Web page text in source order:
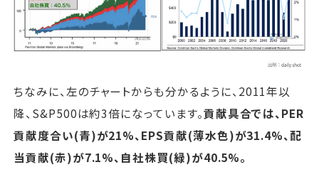
ちなみに、左のチャートからも分かるように、2011年以
降、S&P500は約3倍になっています。貢献具合では、PER
貢献度合い(青)が21%、EPS貢献(薄水色)が31.4%、配
当貢献(赤)が7.1%、自社株買(緑)が40.5%。